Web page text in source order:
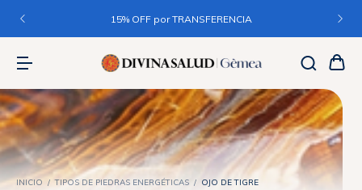
+$150.000
INICIO / TIPOS DE PIEDRAS ENERGÉTICAS / OJO DE TIGRE